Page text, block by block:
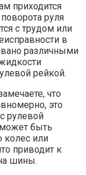
приходится
руля
с трудом или
в
различными
рейкой.
что
это
рулевой
быть
колес или
приводит к
шины.